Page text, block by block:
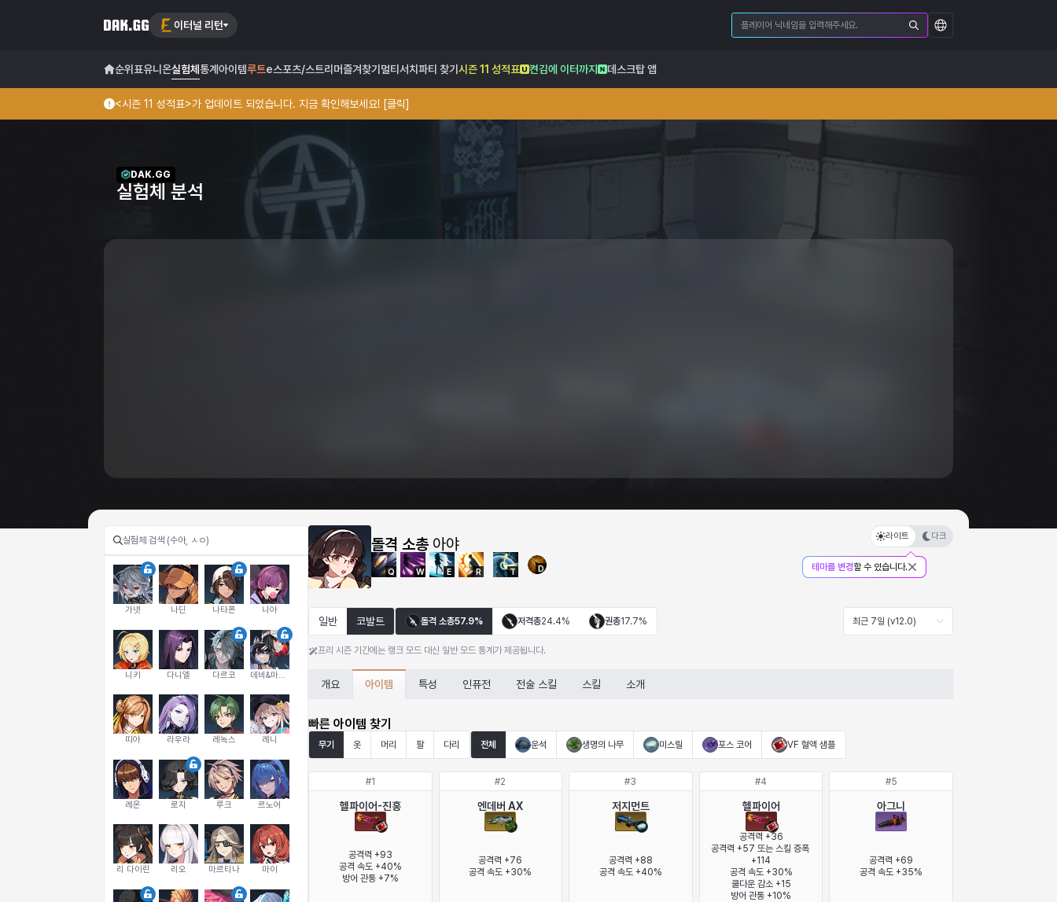
이터널 리턴
순위표유니온실험체 통계 아이템루트e스포츠/스트리머즐겨찾기 멀티서치 파티 찾기 시즌 11 성적표 켠김에 이터까지 데스크탑 앱
<시즌 11 성적표>가 업데이트 되었습니다. 지금 확인해보세요! [클릭]
DAK.GG
실험체 분석
가넷 나딘 나타폰 니아
니키 다니엘 다르코
띠아 라우라 레녹스 레니
레온 로지 루크 르노어
리 다이린 리오 마르티나 마이
돌격 소총 아야
Q W E R T D
라이트 다크
테마를 변경할 수 있습니다.
일반 코발트 돌격 소총57.9% 저격총24.4% 권총17.7% 최근 7일 (v12.0)
프리 시즌 기간에는 랭크 모드 대신 일반 모드 통계가 제공됩니다.
개요 아이템 특성 인퓨전 전술 스킬 스킬 소개
빠른 아이템 찾기
무기 옷 머리 팔 다리 전체 운석 생명의 나무 미스릴 포스 코어 VF 혈액 샘플
#1
헬파이어-진홍
공격력 +93
공격 속도 +40%
방어 관통 +7%
#2
엔데버 AX
공격력 +76
공격 속도 +30%
#3
저지먼트
공격력 +88
공격 속도 +40%
#4
헬파이어
공격력 +36
공격력 +57 또는 스킬 증폭
+114
공격 속도 +30%
쿨다운 감소 +15
방어 관통 +10%
#5
아그니
공격력 +69
공격 속도 +35%